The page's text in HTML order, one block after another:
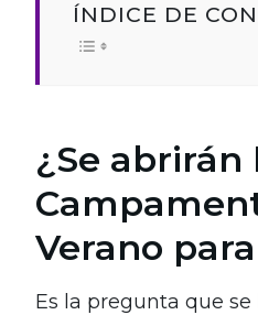
ÍNDICE DE
¿Se abrirán
Verano
Es la pregunta que